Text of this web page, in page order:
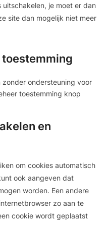
je moet er dan
site dan mogelijk niet meer
toestemming
ondersteuning voor
toestemming knop
en
om cookies automatisch
ook aangeven dat
worden. Een andere
zo aan te
cookie wordt geplaatst